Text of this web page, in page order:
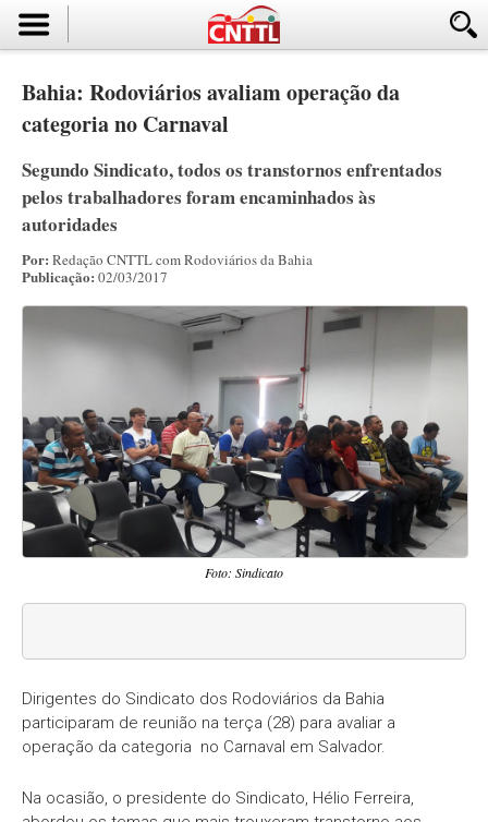
Bahia: Rodoviários avaliam operação da
categoria no Carnaval
Segundo Sindicato, todos os transtornos enfrentados
pelos trabalhadores foram encaminhados às
autoridades
Por: Redação CNTTL com Rodoviários da Bahia
Publicação: 02/03/2017
Foto: Sindicato
Dirigentes do Sindicato dos Rodoviários da Bahia
participaram de reunião na terça (28) para avaliar a
operação da categoria no Carnaval em Salvador.
Na ocasião, o presidente do Sindicato, Hélio Ferreira,